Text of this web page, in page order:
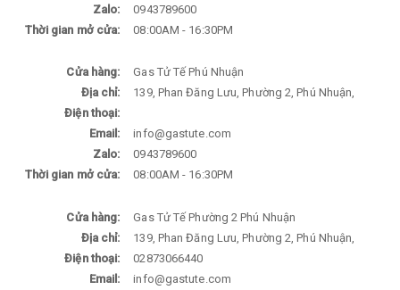
Zalo:
0943789600
Thời gian mở cửa:
08:00AM - 16:30PM
Cửa hàng:
Gas Tử Tế Phú Nhuận
Địa chỉ:
139, Phan Đăng Lưu, Phường 2, Phú Nhuận,
Điện thoại:
Email:
info@gastute.com
Zalo:
0943789600
Thời gian mở cửa:
08:00AM - 16:30PM
Cửa hàng:
Gas Tử Tế Phường 2 Phú Nhuận
Địa chỉ:
139, Phan Đăng Lưu, Phường 2, Phú Nhuận,
Điện thoại:
02873066440
Email:
info@gastute.com